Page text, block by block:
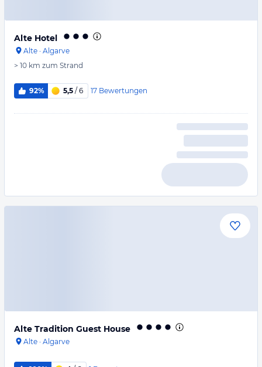
Alte Hotel
Alte · Algarve
> 10 km zum Strand
92% 5,5 / 6 17 Bewertungen
Alte Tradition Guest House
Alte · Algarve